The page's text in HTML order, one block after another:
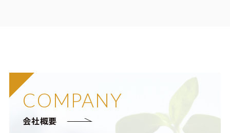
COMPANY
会社概要